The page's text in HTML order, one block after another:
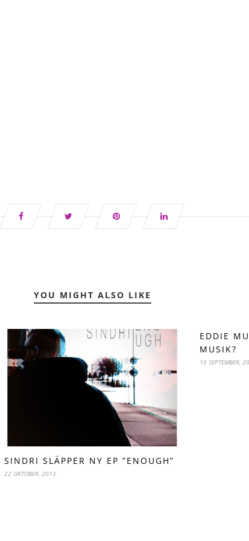
YOU MIGHT ALSO LIKE
SINDRI SLÄPPER NY EP ”ENOUGH”
22 OKTOBER, 2013
EDDIE
MUSIK?
10 SEPTEMBER,